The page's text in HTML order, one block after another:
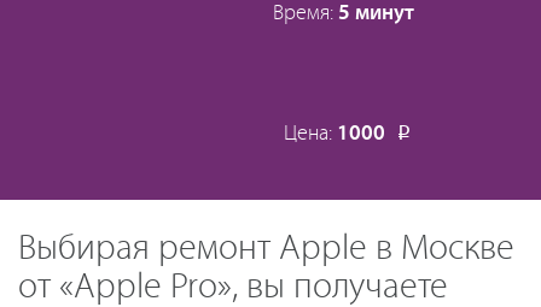
Время: 5 минут
Цена: 1000 Р
Выбирая ремонт Apple в Москве
от «Apple Pro», вы получаете